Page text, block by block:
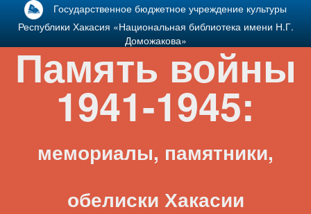
Государственное бюджетное учреждение культуры
Республики Хакасия «Национальная библиотека имени Н.Г.
Доможакова»
Память войны
1941-1945:
мемориалы, памятники,
обелиски Хакасии